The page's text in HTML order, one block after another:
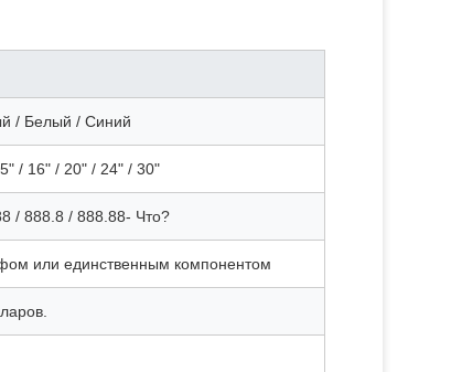
/ Белый / Синий
/ 16" / 20" / 24" / 30"
/ 888.8 / 888.88- Что?
или единственным компонентом